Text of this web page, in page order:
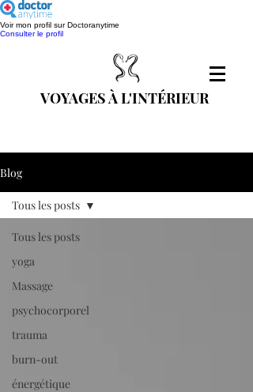
Voir mon profil sur Doctoranytime
Consulter le profil
VOYAGES À L'INTÉRIEUR
Blog
Tous les posts
yoga
Massage
psychocorporel
trauma
burn-out
énergétique
Tous les posts